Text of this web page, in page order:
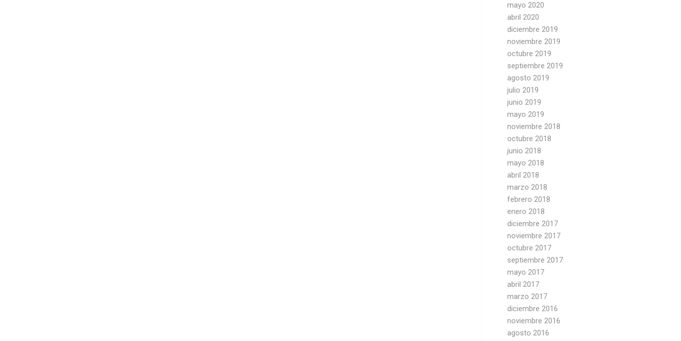
mayo 2020
abril 2020
diciembre 2019
noviembre 2019
octubre 2019
septiembre 2019
agosto 2019
julio 2019
junio 2019
mayo 2019
noviembre 2018
octubre 2018
junio 2018
mayo 2018
abril 2018
marzo 2018
febrero 2018
enero 2018
diciembre 2017
noviembre 2017
octubre 2017
septiembre 2017
mayo 2017
abril 2017
marzo 2017
diciembre 2016
noviembre 2016
agosto 2016